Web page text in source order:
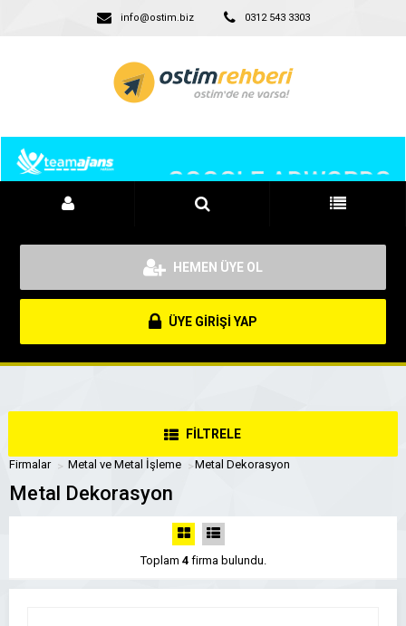
info@ostim.biz 0312 543 3303
HEMEN ÜYE OL
ÜYE GİRİŞİ YAP
FİLTRELE
Firmalar Metal ve Metal İşleme Metal Dekorasyon
Metal Dekorasyon
Toplam 4firma bulundu.